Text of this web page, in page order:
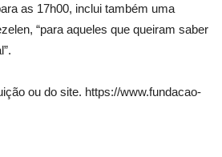
as 17h00, inclui também uma
“para aqueles que queiram saber
ou do site. https://www.fundacao-